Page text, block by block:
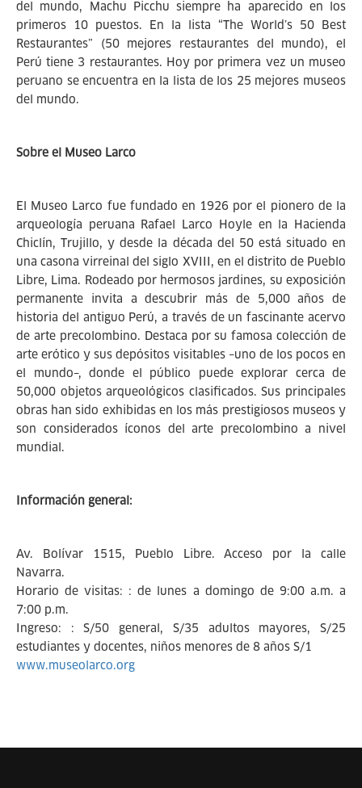
del mundo, Machu Picchu siempre ha aparecido en los
primeros 10 puestos. En la lista “The World’s 50 Best
Restaurantes” (50 mejores restaurantes del mundo), el
Perú tiene 3 restaurantes. Hoy por primera vez un museo
peruano se encuentra en la lista de los 25 mejores museos
del mundo.
Sobre el Museo Larco
El Museo Larco fue fundado en 1926 por el pionero de la
arqueología peruana Rafael Larco Hoyle en la Hacienda
Chiclín, Trujillo, y desde la década del 50 está situado en
una casona virreinal del siglo XVIII, en el distrito de Pueblo
Libre, Lima. Rodeado por hermosos jardines, su exposición
permanente invita a descubrir más de 5,000 años de
historia del antiguo Perú, a través de un fascinante acervo
de arte precolombino. Destaca por su famosa colección de
arte erótico y sus depósitos visitables –uno de los pocos en
el mundo–, donde el público puede explorar cerca de
50,000 objetos arqueológicos clasificados. Sus principales
obras han sido exhibidas en los más prestigiosos museos y
son considerados íconos del arte precolombino a nivel
mundial.
Información general:
Av. Bolívar 1515, Pueblo Libre. Acceso por la calle
Navarra.
Horario de visitas: : de lunes a domingo de 9:00 a.m. a
7:00 p.m.
Ingreso: : S/50 general, S/35 adultos mayores, S/25
estudiantes y docentes, niños menores de 8 años S/1
www.museolarco.org